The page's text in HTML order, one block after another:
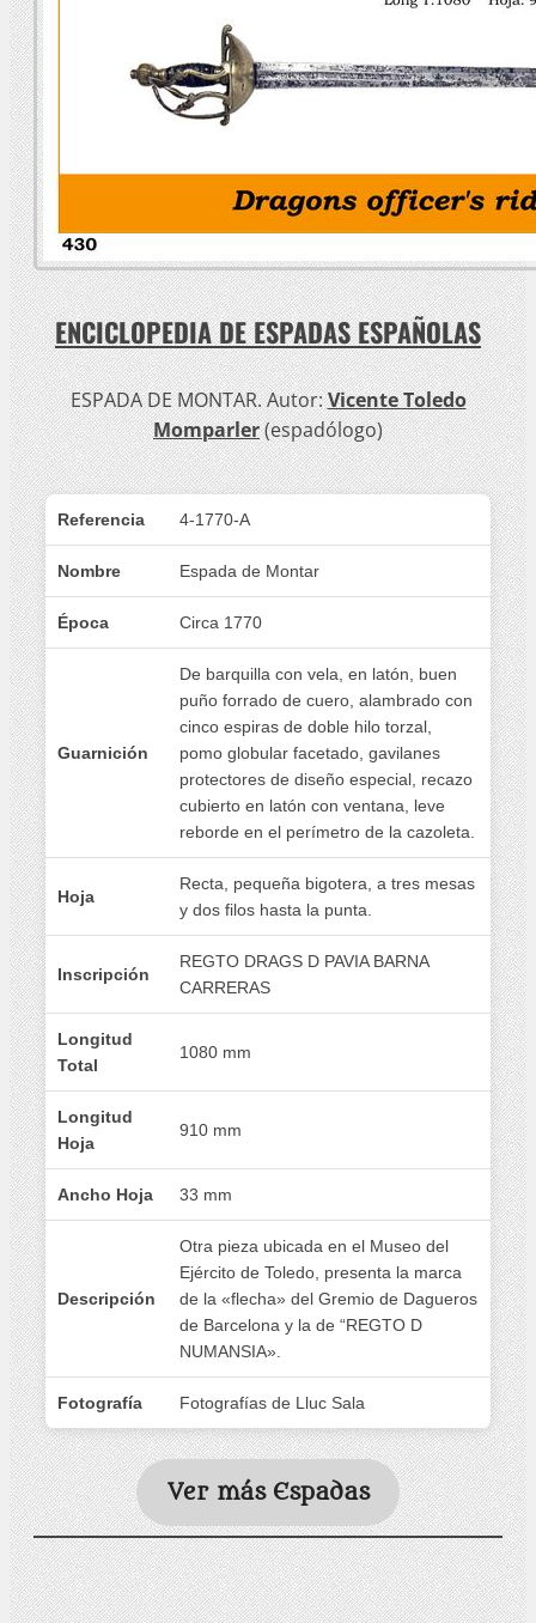
ENCICLOPEDIA DE ESPADAS ESPAÑOLAS
ESPADA DE MONTAR. Autor:Vicente Toledo
Momparler(espadólogo)
Referencia 4-1770-A
Nombre Espada de Montar
Época Circa 1770
Guarnición
De barquilla con vela, en latón, buen
puño forrado de cuero, alambrado con
cinco espiras de doble hilo torzal,
pomo globular facetado, gavilanes
protectores de diseño especial, recazo
cubierto en latón con ventana, leve
reborde en el perímetro de la cazoleta.
Hoja
Recta, pequeña bigotera, a tres mesas
y dos filos hasta la punta.
Inscripción
REGTO DRAGS D PAVIA BARNA
CARRERAS
Longitud
Total
1080 mm
Longitud
Hoja
910 mm
Ancho Hoja 33 mm
Descripción
Otra pieza ubicada en el Museo del
Ejército de Toledo, presenta la marca
de la «flecha» del Gremio de Dagueros
de Barcelona y la de “REGTO D
NUMANSIA».
Fotografía Fotografías de Lluc Sala
Ver más Espadas